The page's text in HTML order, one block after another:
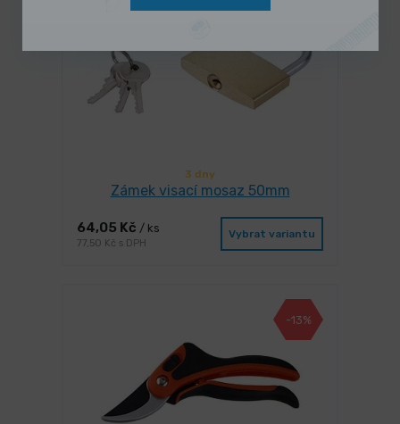
3 dny
Zámek visací mosaz 50mm
64,05 Kč / ks
77,50 Kč s DPH
Vybrat variantu
-13%